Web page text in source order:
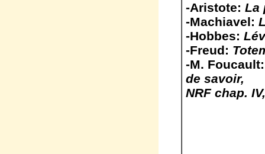
-Aristote: La
-Machiavel:
-Hobbes:
-Freud:
-M.
de savoir,
NRF chap.